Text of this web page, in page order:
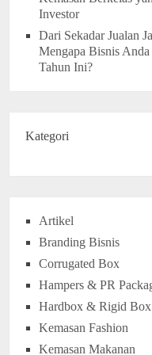
Investor
Dari Sekadar Jualan
Mengapa Bisnis
Tahun Ini?
Kategori
Artikel
Branding Bisnis
Corrugated Box
Hampers & PR
Hardbox & Rigid Box
Kemasan Fashion
Kemasan Makanan